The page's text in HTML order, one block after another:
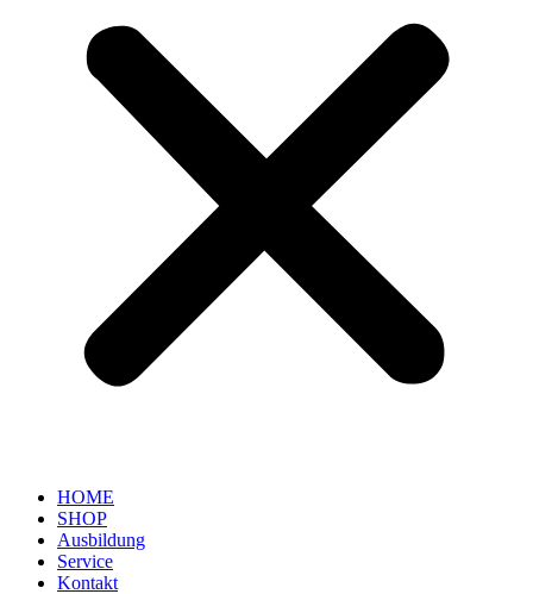
HOME
SHOP
Ausbildung
Service
Kontakt